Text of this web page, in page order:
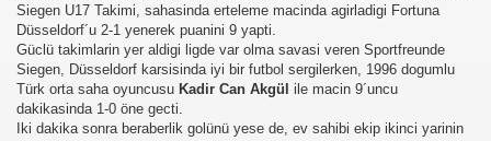
Siegen U17 Takimi, sahasinda erteleme macinda agirladigi Fortuna
Düsseldorf´u 2-1 yenerek puanini 9 yapti.
Güclü takimlarin yer aldigi ligde var olma savasi veren Sportfreunde
Siegen, Düsseldorf karsisinda iyi bir futbol sergilerken, 1996 dogumlu
Türk orta saha oyuncusu Kadir Can Akgül ile macin 9´uncu
dakikasinda 1-0 öne gecti.
Iki dakika sonra beraberlik golünü yese de, ev sahibi ekip ikinci yarinin